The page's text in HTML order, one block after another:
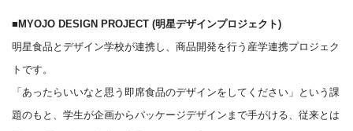
■MYOJO DESIGN PROJECT (明星デザインプロジェクト)
明星食品とデザイン学校が連携し、商品開発を行う産学連携プロジェク
トです。
「あったらいいなと思う即席食品のデザインをしてください」という課
題のもと、学生が企画からパッケージデザインまで手がける、従来とは